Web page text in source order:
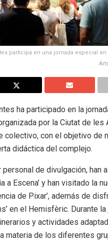
participa en una jornada especial en
ha participado en la
por la Ciutat de les
colectivo, con el objetivo de
didáctica del complejo.
personal de divulgación, han
a Escena’ y han visitado la
de Pixar’, además de
en el Hemisfèric. Durante
y actividades
materia de los diferentes